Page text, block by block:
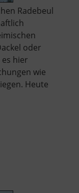
Radebeul
oder
hier
wie
Heute